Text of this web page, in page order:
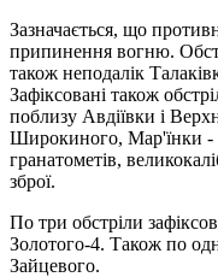
Зазначається, що
припинення вогню.
також неподалік
Зафіксовані також
поблизу Авдіївки і
Широкиного, Мар'їнки -
гранатометів,
зброї.
По три обстріли
Золотого-4. Також по
Зайцевого.